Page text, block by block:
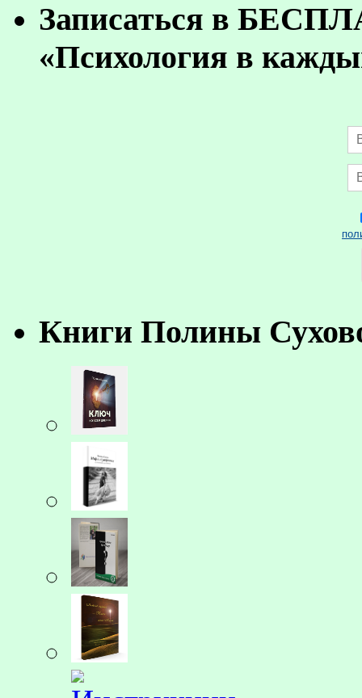
Записаться в
«Психология в
Книги Полины